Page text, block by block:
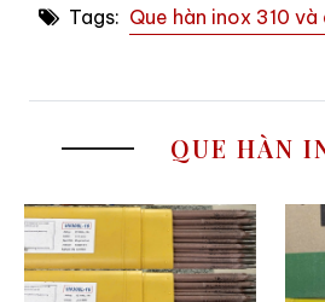
Tags: Que hàn inox 310 và
QUE HÀN